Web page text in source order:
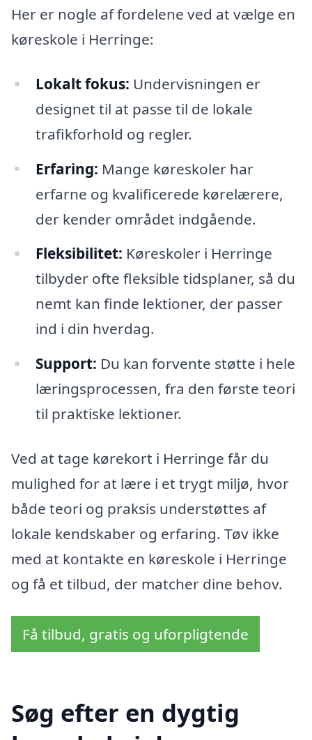
Her er nogle af fordelene ved at vælge en
køreskole i Herringe:
Lokalt fokus: Undervisningen er
designet til at passe til de lokale
trafikforhold og regler.
Erfaring: Mange køreskoler har
erfarne og kvalificerede kørelærere,
der kender området indgående.
Fleksibilitet: Køreskoler i Herringe
tilbyder ofte fleksible tidsplaner, så du
nemt kan finde lektioner, der passer
ind i din hverdag.
Support: Du kan forvente støtte i hele
læringsprocessen, fra den første teori
til praktiske lektioner.
Ved at tage kørekort i Herringe får du
mulighed for at lære i et trygt miljø, hvor
både teori og praksis understøttes af
lokale kendskaber og erfaring. Tøv ikke
med at kontakte en køreskole i Herringe
og få et tilbud, der matcher dine behov.
Få tilbud, gratis og uforpligtende
Søg efter en dygtig